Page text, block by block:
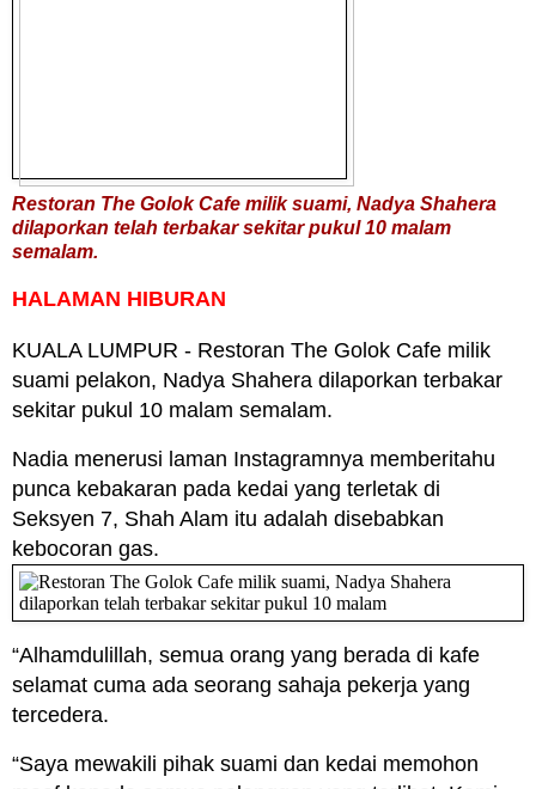
Restoran The Golok Cafe milik suami, Nadya Shahera
dilaporkan telah terbakar sekitar pukul 10 malam
semalam.
HALAMAN HIBURAN
KUALA LUMPUR - Restoran The Golok Cafe milik
suami pelakon, Nadya Shahera dilaporkan terbakar
sekitar pukul 10 malam semalam.
Nadia menerusi laman Instagramnya memberitahu
punca kebakaran pada kedai yang terletak di
Seksyen 7, Shah Alam itu adalah disebabkan
kebocoran gas.
“Alhamdulillah, semua orang yang berada di kafe
selamat cuma ada seorang sahaja pekerja yang
tercedera.
“Saya mewakili pihak suami dan kedai memohon